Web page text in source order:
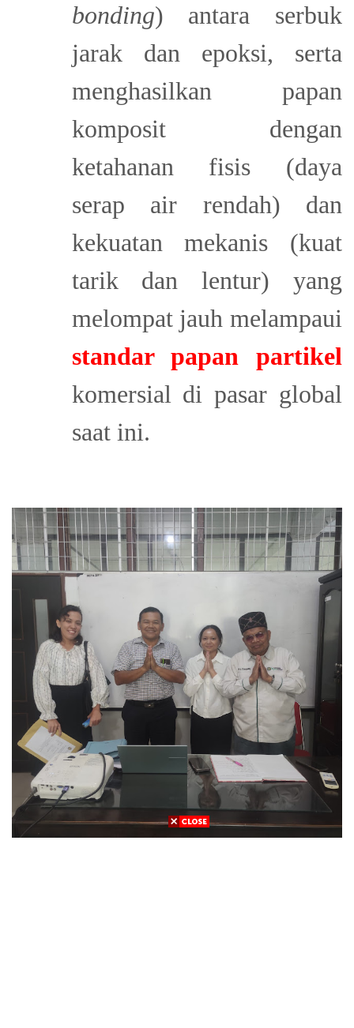
bonding) antara serbuk
jarak dan epoksi, serta
menghasilkan papan
komposit dengan
ketahanan fisis (daya
serap air rendah) dan
kekuatan mekanis (kuat
tarik dan lentur) yang
melompat jauh melampaui
standar papan partikel
komersial di pasar global
saat ini.